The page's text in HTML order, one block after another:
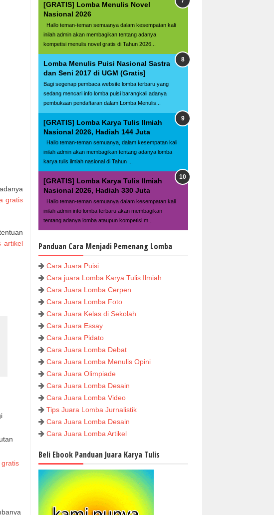
gratis
artikel
gratis
[GRATIS] Lomba Menulis Novel
Nasional 2026
Hallo teman-teman semuanya dalam kesempatan kali
inilah admin akan membagikan tentang adanya
kompetisi menulis novel gratis di Tahun 2026...
Lomba Menulis Puisi Nasional Sastra
dan Seni 2017 di UGM (Gratis]
Bagi segenap pembaca website lomba terbaru yang
sedang mencari info lomba puisi barangkali adanya
pembukaan pendaftaran dalam Lomba Menulis...
[GRATIS] Lomba Karya Tulis Ilmiah
Nasional 2026, Hadiah 144 Juta
Hallo teman-teman semuanya, dalam kesempatan kali
inilah admin akan membagikan tentang adanya lomba
karya tulis ilmiah nasional di Tahun ...
[GRATIS] Lomba Karya Tulis Ilmiah
Nasional 2026, Hadiah 330 Juta
Hallo teman-teman semuanya dalam kesempatan kali
inilah admin info lomba terbaru akan membagikan
tentang adanya lomba ataupun kompetisi m...
Panduan Cara Menjadi Pemenang Lomba
Cara Juara Puisi
Cara juara Lomba Karya Tulis Ilmiah
Cara Juara Lomba Cerpen
Cara Juara Lomba Foto
Cara Juara Kelas di Sekolah
Cara Juara Essay
Cara Juara Pidato
Cara Juara Lomba Debat
Cara Juara Lomba Menulis Opini
Cara Juara Olimpiade
Cara Juara Lomba Desain
Cara Juara Lomba Video
Tips Juara Lomba Jurnalistik
Cara Juara Lomba Desain
Cara Juara Lomba Artikel
Beli Ebook Panduan Juara Karya Tulis